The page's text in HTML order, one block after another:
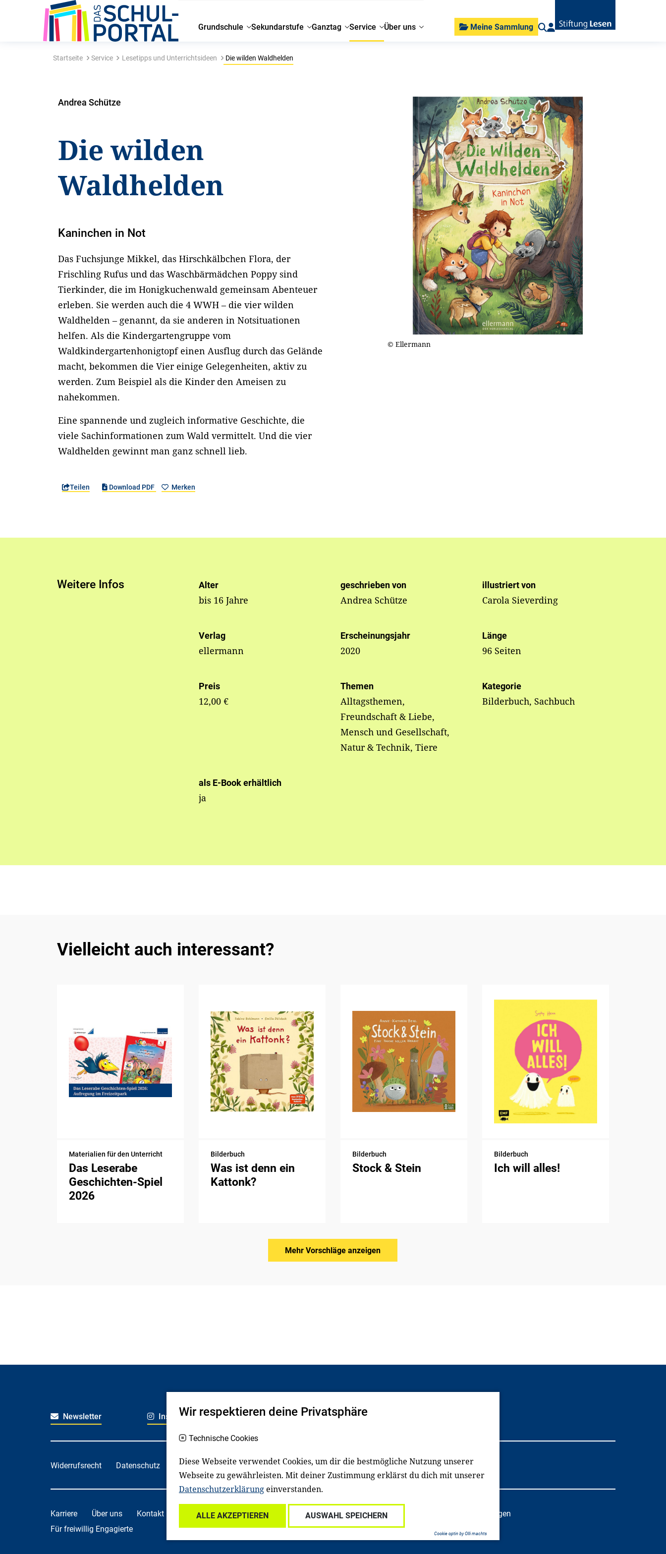
Grundschule Sekundarstufe Ganztag Service Über uns Meine Sammlung
Startseite Service Lesetipps und Unterrichtsideen Die wilden Waldhelden
Andrea Schütze
Die wilden
Waldhelden
Kaninchen in Not
Das Fuchsjunge Mikkel, das Hirschkälbchen Flora, der
Frischling Rufus und das Waschbärmädchen Poppy sind
Tierkinder, die im Honigkuchenwald gemeinsam Abenteuer
erleben. Sie werden auch die 4 WWH – die vier wilden
Waldhelden – genannt, da sie anderen in Notsituationen
helfen. Als die Kindergartengruppe vom
Waldkindergartenhonigtopf einen Ausflug durch das Gelände
macht, bekommen die Vier einige Gelegenheiten, aktiv zu
werden. Zum Beispiel als die Kinder den Ameisen zu
nahekommen.
Eine spannende und zugleich informative Geschichte, die
viele Sachinformationen zum Wald vermittelt. Und die vier
Waldhelden gewinnt man ganz schnell lieb.
Teilen Download PDF Merken
© Ellermann
Weitere Infos Alter
bis 16 Jahre
geschrieben von
Andrea Schütze
illustriert von
Carola Sieverding
Verlag
ellermann
Erscheinungsjahr
2020
Länge
96 Seiten
Preis
12,00 €
Themen
Alltagsthemen,
Freundschaft & Liebe,
Mensch und Gesellschaft,
Natur & Technik, Tiere
Kategorie
Bilderbuch, Sachbuch
als E-Book erhältlich
ja
Vielleicht auch interessant?
Materialien für den Unterricht
Das Leserabe
Geschichten-Spiel
2026
Bilderbuch
Was ist denn ein
Kattonk?
Bilderbuch
Stock & Stein
Bilderbuch
Ich will alles!
Mehr Vorschläge anzeigen
Newsletter Instagram Facebook LinkedIn
Widerrufsrecht Datenschutz Haftungsausschluss Impressum
Karriere Über uns Kontakt Spenden Für Familien Für Kitafachkräfte Für Lehrkräfte
Für soziale Einrichtungen
Für freiwillig Engagierte
Wir respektieren deine Privatsphäre
Technische Cookies
Diese Webseite verwendet Cookies, um dir die bestmögliche Nutzung unserer
Webseite zu gewährleisten. Mit deiner Zustimmung erklärst du dich mit unserer
Datenschutzerklärung einverstanden.
ALLE AKZEPTIEREN AUSWAHL SPEICHERN
Cookie optin by Olli machts